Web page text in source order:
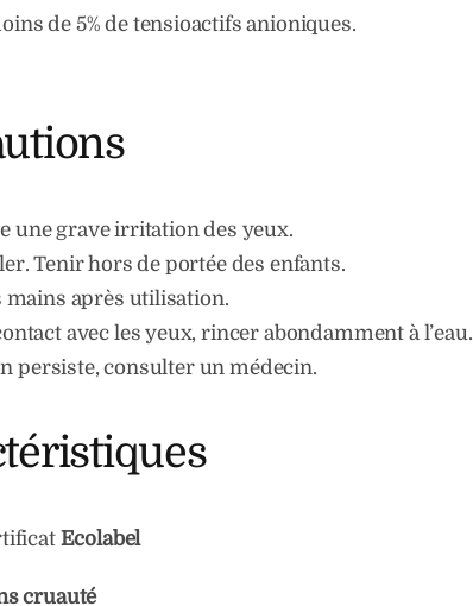
de 5% de tensioactifs anioniques.
une grave irritation des yeux.
Tenir hors de portée des enfants.
mains après utilisation.
avec les yeux, rincer abondamment à l’eau.
persiste, consulter un médecin.
Ecolabel
cruauté